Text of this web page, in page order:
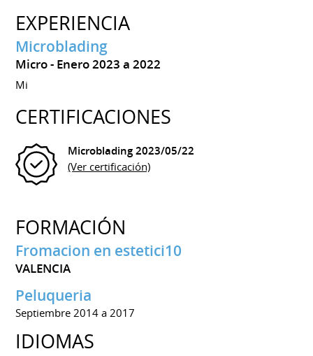
EXPERIENCIA
Microblading
Micro Enero 2023 a 2022
Mi
CERTIFICACIONES
Microblading2023/05/22
(Ver certificación)
FORMACIÓN
Fromacion en estetici10
VALENCIA
Peluqueria
Septiembre 2014 a 2017
IDIOMAS